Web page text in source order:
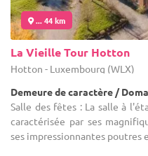
... 44 km
La Vieille Tour Hotton
Hotton - Luxembourg (WLX)
Demeure de caractère /
Salle des fêtes : La salle à
caractérisée par ses
ses impressionnantes poutres